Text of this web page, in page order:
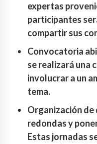
expertas
participantes
compartir sus
Convocatoria
se realizará una
involucrar a un
tema.
Organización de
redondas y
Estas jornadas